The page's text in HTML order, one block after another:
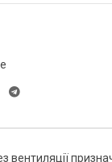
вентиляції